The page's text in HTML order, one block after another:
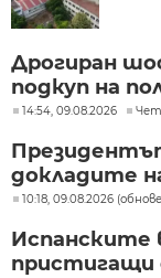
Дрогиран
подкуп на
14:54, 09.08.2026
докладите
10:18, 09.08.2026
Испанските
пристигащи